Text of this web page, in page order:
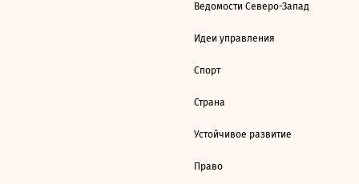
Ведомости Северо-Запад
Идеи управления
Спорт
Страна
Устойчивое развитие
Право